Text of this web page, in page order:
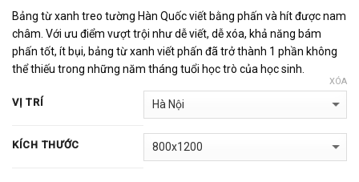
Bảng từ xanh treo tường Hàn Quốc viết bằng phấn và hít được nam
châm. Với ưu điểm vượt trội như dễ viết, dễ xóa, khả năng bám
phấn tốt, ít bụi, bảng từ xanh viết phấn đã trở thành 1 phần không
thể thiếu trong những năm tháng tuổi học trò của học sinh.
VỊ TRÍ
KÍCH THƯỚC
XÓA